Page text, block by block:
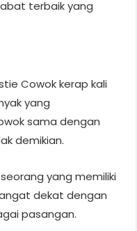
terbaik yang
Cowok kerap kali
yang
sama dengan
demikian.
yang memiliki
dekat dengan
pasangan.